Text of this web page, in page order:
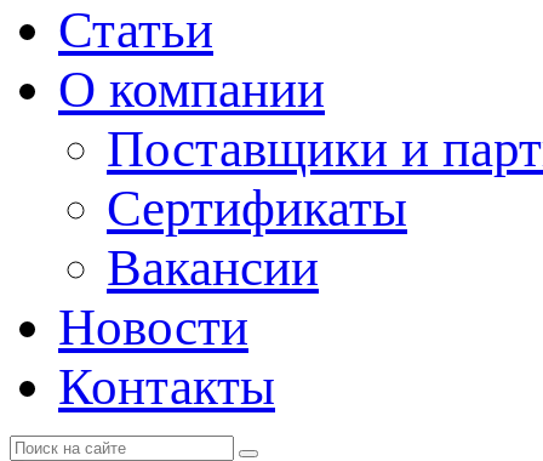
Статьи
О компании
Поставщики и
Cертификаты
Вакансии
Новости
Контакты